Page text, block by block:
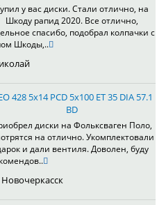
у вас диски. Стали отлично, на
Шкоду рапид 2020. Все отлично,
спасибо, подобрал колпачки с
Шкоды,..
428 5x14 PCD 5x100 ET 35 DIA 57.1
BD
диски на Фольксваген Поло,
на отлично. Укомплектовали
и дали вентиля. Доволен, буду